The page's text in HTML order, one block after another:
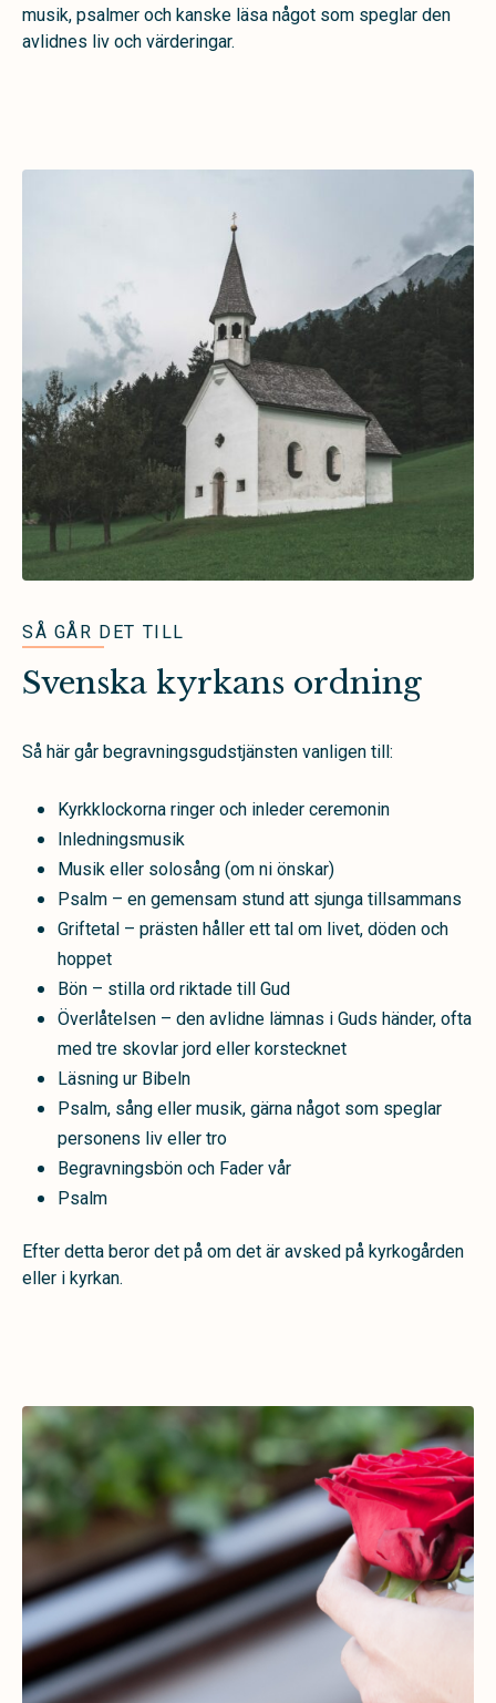
musik, psalmer och kanske läsa något som speglar den
avlidnes liv och värderingar.
SÅ GÅR DET TILL
Svenska kyrkans ordning
Så här går begravningsgudstjänsten vanligen till:
Kyrkklockorna ringer och inleder ceremonin
Inledningsmusik
Musik eller solosång (om ni önskar)
Psalm – en gemensam stund att sjunga tillsammans
Griftetal – prästen håller ett tal om livet, döden och
hoppet
Bön – stilla ord riktade till Gud
Överlåtelsen – den avlidne lämnas i Guds händer, ofta
med tre skovlar jord eller korstecknet
Läsning ur Bibeln
Psalm, sång eller musik, gärna något som speglar
personens liv eller tro
Begravningsbön och Fader vår
Psalm
Efter detta beror det på om det är avsked på kyrkogården
eller i kyrkan.